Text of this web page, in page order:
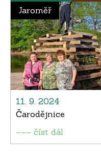
Jaroměř
11. 9. 2024
Čarodějnice
––– číst dál